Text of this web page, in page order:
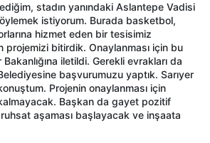
stadın yanındaki Aslantepe Vadisi
istiyorum. Burada basketbol,
hizmet eden bir tesisimiz
projemizi bitirdik. Onaylanması için bu
iletildi. Gerekli evrakları da
başvurumuzu yaptık. Sarıyer
Projenin onaylanması için
Başkan da gayet pozitif
aşaması başlayacak ve inşaata